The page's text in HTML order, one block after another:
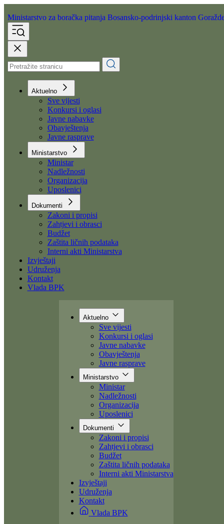
Ministarstvo za boračka pitanja
Aktuelno
Sve vijesti
Konkursi i oglasi
Javne nabavke
Obavještenja
Javne rasprave
Ministarstvo
Ministar
Nadležnosti
Organizacija
Uposlenici
Dokumenti
Zakoni i propisi
Zahtjevi i obrasci
Budžet
Zaštita ličnih podataka
Interni akti Ministarstva
Izvještaji
Aktuelno
Sve vijesti
Konkursi i oglasi
Javne nabavke
Obavještenja
Javne rasprave
Ministarstvo
Ministar
Nadležnosti
Organizacija
Uposlenici
Dokumenti
Zakoni i propisi
Zahtjevi i obrasci
Budžet
Zaštita ličnih podataka
Interni akti Ministarstva
Izvještaji
Udruženja